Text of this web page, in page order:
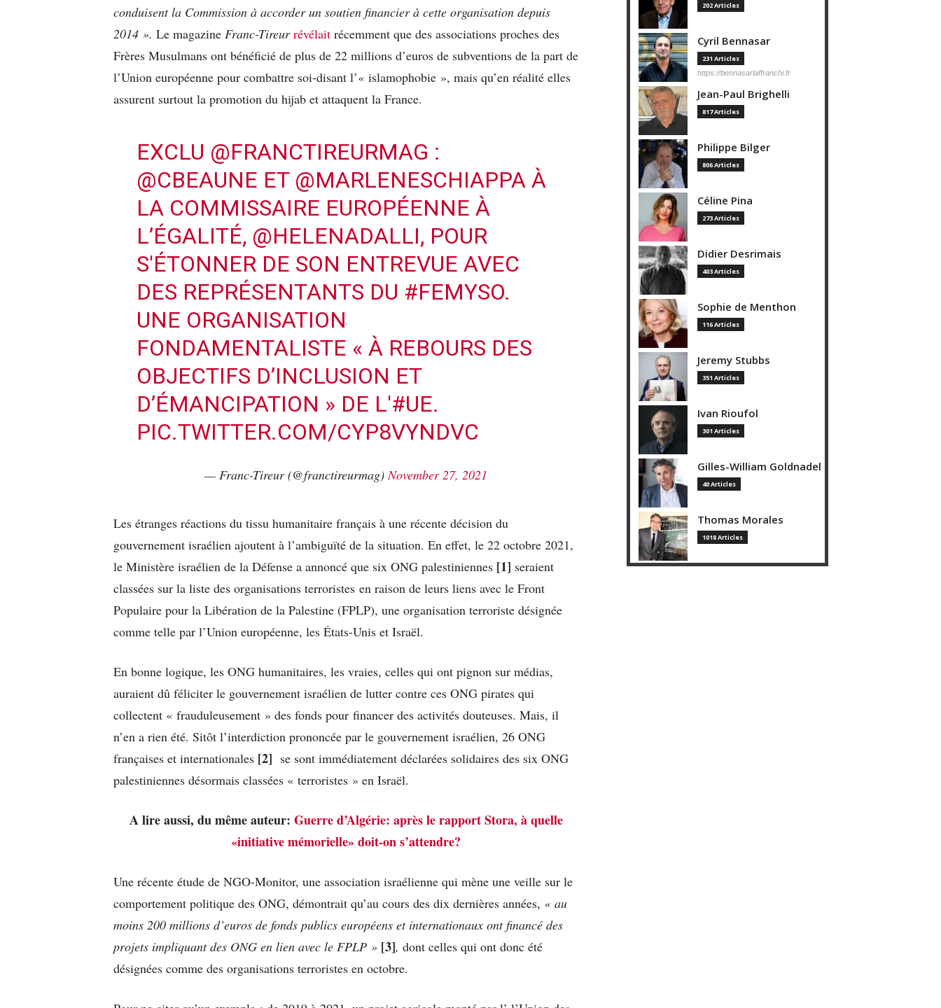
conduisent la Commission à accorder un soutien financier à cette organisation depuis
2014 ». Le magazine Franc-Tireur révélait récemment que des associations proches des
Frères Musulmans ont bénéficié de plus de 22 millions d’euros de subventions de la part de
l’Union européenne pour combattre soi-disant l’« islamophobie », mais qu’en réalité elles
assurent surtout la promotion du hijab et attaquent la France.
EXCLU @FRANCTIREURMAG :
@CBEAUNE ET @MARLENESCHIAPPA À
LA COMMISSAIRE EUROPÉENNE À
L’ÉGALITÉ, @HELENADALLI, POUR
S'ÉTONNER DE SON ENTREVUE AVEC
DES REPRÉSENTANTS DU #FEMYSO.
UNE ORGANISATION
FONDAMENTALISTE « À REBOURS DES
OBJECTIFS D’INCLUSION ET
D’ÉMANCIPATION » DE L'#UE.
PIC.TWITTER.COM/CYP8VYNDVC
— Franc-Tireur (@franctireurmag)November 27, 2021
Les étranges réactions du tissu humanitaire français à une récente décision du
gouvernement israélien ajoutent à l’ambiguïté de la situation. En effet, le 22 octobre 2021,
le Ministère israélien de la Défense a annoncé que six ONG palestiniennes [1] seraient
classées sur la liste des organisations terroristes en raison de leurs liens avec le Front
Populaire pour la Libération de la Palestine (FPLP), une organisation terroriste désignée
comme telle par l’Union européenne, les États-Unis et Israël.
En bonne logique, les ONG humanitaires, les vraies, celles qui ont pignon sur médias,
auraient dû féliciter le gouvernement israélien de lutter contre ces ONG pirates qui
collectent « frauduleusement » des fonds pour financer des activités douteuses. Mais, il
n’en a rien été. Sitôt l’interdiction prononcée par le gouvernement israélien, 26 ONG
françaises et internationales [2] se sont immédiatement déclarées solidaires des six ONG
palestiniennes désormais classées « terroristes » en Israël.
A lire aussi, du même auteur: Guerre d’Algérie: après le rapport Stora, à quelle
«initiative mémorielle» doit-on s’attendre?
Une récente étude de NGO-Monitor, une association israélienne qui mène une veille sur le
comportement politique des ONG, démontrait qu’au cours des dix dernières années, « au
moins 200 millions d’euros de fonds publics européens et internationaux ont financé des
projets impliquant des ONG en lien avec le FPLP » [3], dont celles qui ont donc été
désignées comme des organisations terroristes en octobre.
202 Articles
Cyril Bennasar
231 Articles
https://bennasarlaffranchi.fr
Jean-Paul Brighelli
817 Articles
Philippe Bilger
806 Articles
Céline Pina
273 Articles
Didier Desrimais
403 Articles
Sophie de Menthon
116 Articles
Jeremy Stubbs
351 Articles
Ivan Rioufol
301 Articles
Gilles-William Goldnadel
40 Articles
Thomas Morales
1018 Articles